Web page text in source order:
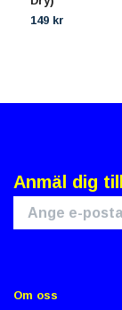
149 kr
Anmäl dig
Om oss